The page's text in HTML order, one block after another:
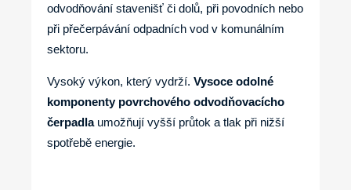
odvodňování stavenišť či dolů, při povodních nebo
při přečerpávání odpadních vod v komunálním
sektoru.
Vysoký výkon, který vydrží. Vysoce odolné
komponenty povrchového odvodňovacícho
čerpadlaumožňují vyšší průtok a tlak při nižší
spotřebě energie.